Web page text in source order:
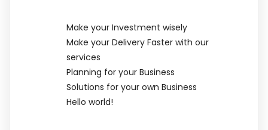
Make your Investment wisely
Make your Delivery Faster with our
services
Planning for your Business
Solutions for your own Business
Hello world!